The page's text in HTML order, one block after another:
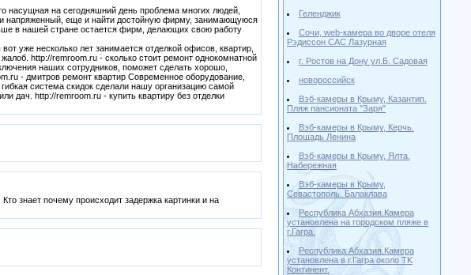
насущная на сегодняшний день проблема многих людей,
напряженный, еще и найти достойную фирму, занимающуюся
в нашей стране остается фирм, делающих свою работу
уже несколько лет занимается отделкой офисов, квартир,
http://remroom.ru - сколько стоит ремонт однокомнатной
наших сотрудников, поможет сделать хорошо,
- дмитров ремонт квартир Современное оборудование,
система скидок сделали нашу организацию самой
дач. http://remroom.ru - купить квартиру без отделки
знает почему происходит задержка картинки и на
Геленджик
Cочи, web-камера во дворе отеля
Рэдиссон САС Лазурная
г. Ростов на Дону ул.Б. Садовая
новороссийск
Вэб-камеры в Крыму, Казантип.
Пляж пансионата "Заря"
Вэб-камеры в Крыму, Керчь.
Площадь Ленина
Вэб-камеры в Крыму, Ялта.
Набережная
Вэб-камеры в Крыму,
Севастополь. Балаклава
Республика Абхазия.Камера
установлена на городском пляже в
г.Гагра.
Республика Абхазия.Камера
установлена в г.Гагра около ТK
Континент.